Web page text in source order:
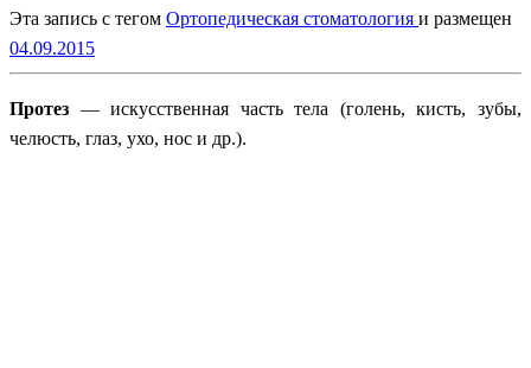
Эта запись с тегом Ортопедическая стоматология и размещен
04.09.2015
Протез — искусственная часть тела (голень, кисть, зубы,
челюсть, глаз, ухо, нос и др.).